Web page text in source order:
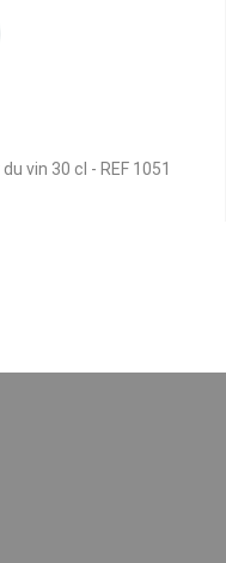
vin 30 cl - REF 1051